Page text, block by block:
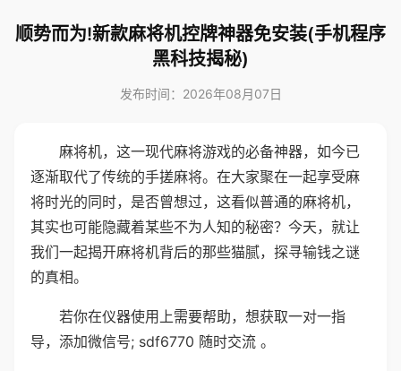
顺势而为!新款麻将机控牌神器免安装(手机程序
黑科技揭秘)
发布时间：2026年08月07日
麻将机，这一现代麻将游戏的必备神器，如今已
逐渐取代了传统的手搓麻将。在大家聚在一起享受麻
将时光的同时，是否曾想过，这看似普通的麻将机，
其实也可能隐藏着某些不为人知的秘密？今天，就让
我们一起揭开麻将机背后的那些猫腻，探寻输钱之谜
的真相。
若你在仪器使用上需要帮助，想获取一对一指
导，添加微信号; sdf6770 随时交流 。